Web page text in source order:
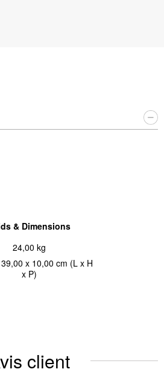
& Dimensions
24,00 kg
x 10,00 cm (L x H
x P)
client